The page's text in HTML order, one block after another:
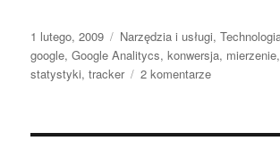
Data
publikacji
1 lutego, 2009 Kategorie
Narzędzia i usługi,
google,Google Analitycs,konwersja, mierzenie,
statystyki,tracker 2 komentarzedo
Google